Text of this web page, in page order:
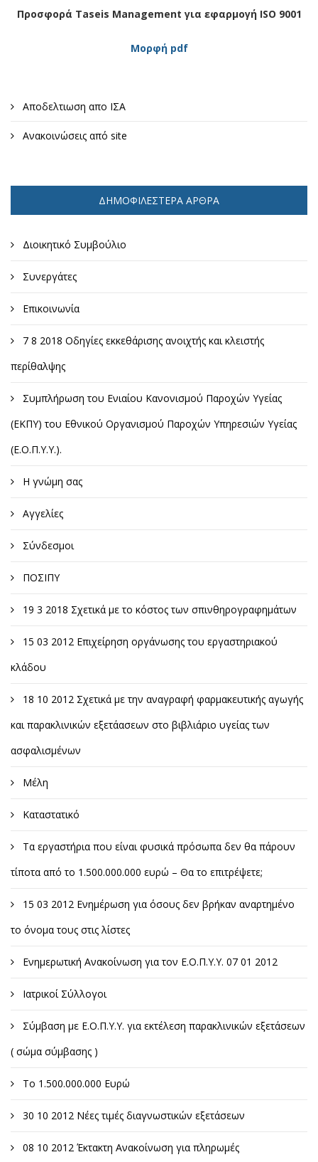
Προσφορά Taseis Management για εφαρμογή ISO 9001
Μορφή pdf
Αποδελτιωση απο ΙΣΑ
Ανακοινώσεις από site
ΔΗΜΟΦΙΛΈΣΤΕΡΑ ΆΡΘΡΑ
Διοικητικό Συμβούλιο
Συνεργάτες
Επικοινωνία
7 8 2018 Οδηγίες εκκεθάρισης ανοιχτής και κλειστής
περίθαλψης
Συμπλήρωση του Ενιαίου Κανονισμού Παροχών Υγείας
(ΕΚΠΥ) του Εθνικού Οργανισμού Παροχών Υπηρεσιών Υγείας
(Ε.Ο.Π.Υ.Υ.).
Η γνώμη σας
Αγγελίες
Σύνδεσμοι
ΠΟΣΙΠΥ
19 3 2018 Σχετικά με το κόστος των σπινθηρογραφημάτων
15 03 2012 Επιχείρηση οργάνωσης του εργαστηριακού
κλάδου
18 10 2012 Σχετικά με την αναγραφή φαρμακευτικής αγωγής
και παρακλινικών εξετάασεων στο βιβλιάριο υγείας των
ασφαλισμένων
Μέλη
Καταστατικό
Τα εργαστήρια που είναι φυσικά πρόσωπα δεν θα πάρουν
τίποτα από το 1.500.000.000 ευρώ – Θα το επιτρέψετε;
15 03 2012 Ενημέρωση για όσους δεν βρήκαν αναρτημένο
το όνομα τους στις λίστες
Ενημερωτική Ανακοίνωση για τον Ε.Ο.Π.Υ.Υ. 07 01 2012
Ιατρικοί Σύλλογοι
Σύμβαση με Ε.Ο.Π.Υ.Υ. για εκτέλεση παρακλινικών εξετάσεων
( σώμα σύμβασης )
Το 1.500.000.000 Ευρώ
30 10 2012 Νέες τιμές διαγνωστικών εξετάσεων
08 10 2012 Έκτακτη Ανακοίνωση για πληρωμές